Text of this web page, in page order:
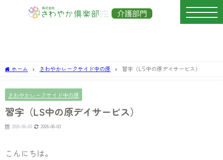
ホーム さわやかレークサイド中の原 習字（LS中の原デイサービス）
さわやかレークサイド中の原
習字（LS中の原デイサービス）
2026-06-03 2026-06-03
こんにちは。